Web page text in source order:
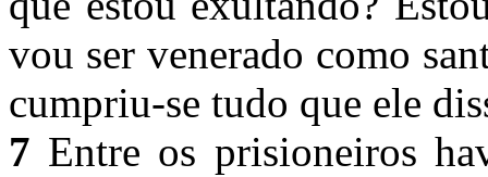
vou ser venerado como
cumpriu-se tudo que ele
7 Entre os prisioneiros